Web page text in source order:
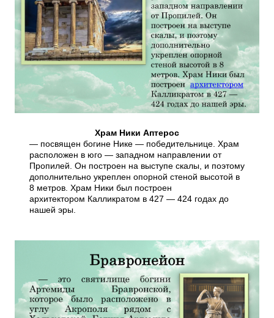
Храм Ники Аптерос
— посвящен богине Нике — победительнице. Храм
расположен в юго — западном направлении от
Пропилей. Он построен на выступе скалы, и поэтому
дополнительно укреплен опорной стеной высотой в
8 метров. Храм Ники был построен
архитектором Калликратом в 427 — 424 годах до
нашей эры.